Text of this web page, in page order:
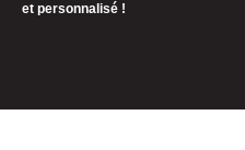
et personnalisé !